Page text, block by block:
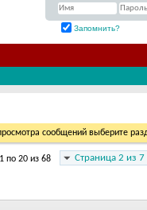
Запомнить?
сообщений выберите
Страница 2 из 7
по 20 из 68